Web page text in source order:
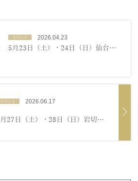
イベント 2026.04.23
5月23日（土）・24日（日）仙台市青葉区南吉成【完成邸見学会】のお知らせ
イベント 2026.06.17
6月27日（土）・28日（日）岩切リアルサイズモデルハウス、プレオープンのお知らせ...